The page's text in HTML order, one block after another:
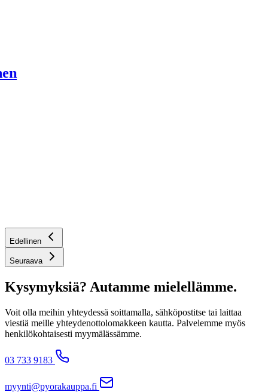
Edellinen
Seuraava
Kysymyksiä? Autamme mielellämme.
Voit olla meihin yhteydessä soittamalla, sähköpostitse tai laittaa
viestiä meille yhteydenottolomakkeen kautta. Palvelemme myös
henkilökohtaisesti myymälässämme.
03 733 9183
myynti@pyorakauppa.fi